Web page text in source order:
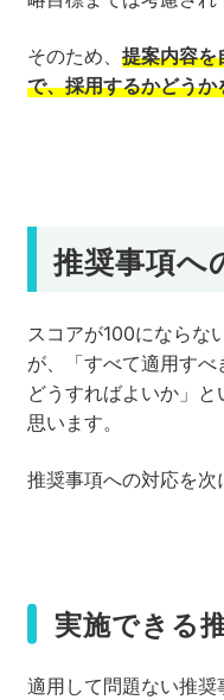
そのため、 提案内容を
で、採用するかどうか
推奨事項へ
スコアが100にならな
が、「すべて適用す
どうすればよいか」
思います。
推奨事項への対応を次
実施できる
適用して問題ない推